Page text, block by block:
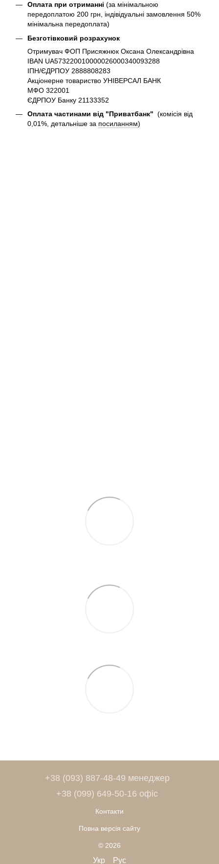
Оплата при отриманні (за мінімальною
передоплатою 200 грн, індівідуальні замовлення 50%
мінімальна передоплата)
Безготівковий розрахунок
Отримувач ФОП Присяжнюк Оксана Олександрівна
IBAN UA573220010000026000340093288
ІПН/ЄДРПОУ 2888808283
Акціонерне товариство УНІВЕРСАЛ БАНК
МФО 322001
ЄДРПОУ Банку 21133352
Оплата частинами від "Приватбанк" (комісія від
0,01%, детальніше за посиланням)
+38 (093) 887-48-49 менеджер
+38 (099) 649-50-16 офіс
Контакти
Повна версія сайту
© 2026
Укр Рус